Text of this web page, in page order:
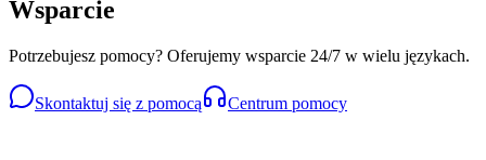
Wsparcie
Potrzebujesz pomocy? Oferujemy wsparcie 24/7 w wielu językach.
Skontaktuj się z pomocą Centrum pomocy